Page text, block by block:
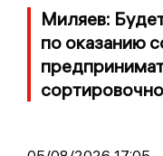
Миляев:
по оказанию